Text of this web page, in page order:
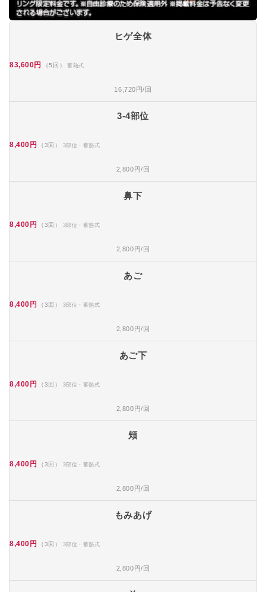
ヒゲ全体
83,600円 （5回） 蓄熱式
16,720円/回
3-4部位
8,400円 （3回） 3部位・蓄熱式
2,800円/回
鼻下
8,400円 （3回） 3部位・蓄熱式
2,800円/回
あご
8,400円 （3回） 3部位・蓄熱式
2,800円/回
あご下
8,400円 （3回） 3部位・蓄熱式
2,800円/回
頬
8,400円 （3回） 3部位・蓄熱式
2,800円/回
もみあげ
8,400円 （3回） 3部位・蓄熱式
2,800円/回